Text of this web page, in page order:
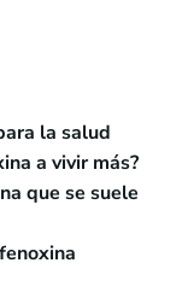
la salud
a vivir más?
que se suele